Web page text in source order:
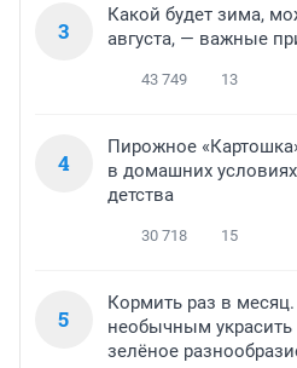
3
Какой будет зима,
августа, — важные
43 749 13
4
Пирожное
в домашних
детства
30 718 15
5
Кормить раз в
необычным
зелёное